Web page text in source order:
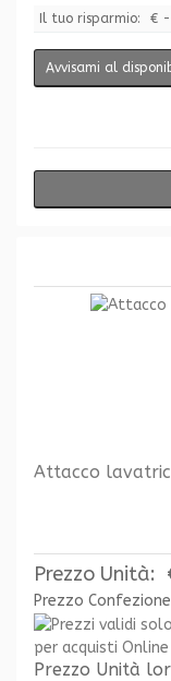
Il tuo risparmio: € -
Avvisami al
Attacco
Prezzo Unità:
Prezzo
per acquisti Online
Prezzo Unità